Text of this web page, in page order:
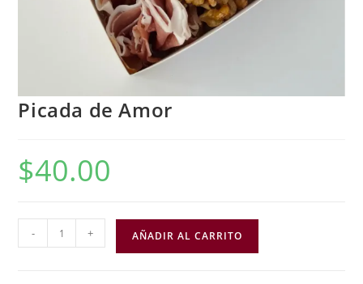
Picada de Amor
$40.00
- + AÑADIR AL CARRITO